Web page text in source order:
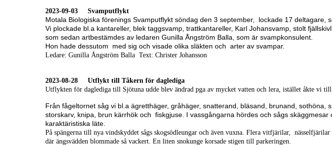
2023-09-03 Svamputflykt
Motala Biologiska förenings Svamputflykt söndag den 3 september, lockade 17 deltagare,
Vi plockade bl.a kantareller, blek taggsvamp, trattkantareller, Karl Johansvamp, stolt
som sedan artbestämdes av ledaren Gunilla Ångström Balla, som är svampkonsulent.
Hon hade dessutom med sig och visade olika släkten och arter av svampar.
Ledare: Gunilla Ångström Balla Text: Christer Johansson
2023-08-28 Utflykt till Tåkern för daglediga
Utflykten för daglediga till Sjötuna udde blev ändrad pga av mycket vatten och lera, istället åkte vi till
Från fågeltornet såg vi bl.a ägretthäger, gråhäger, snatterand, bläsand, brunand, sothöna,
storskarv, knipa, brun kärrhök och fiskgjuse. I vassgångarna hördes och sågs skäggmesar
karaktäristiska läte.
På spängerna till nya vindskyddet sågs skogsödleungar och även vuxna. Flera vitfjärilar,
där ängsvädden blommade så vackert. En liten snokunge korsade stigen till parkeringen.